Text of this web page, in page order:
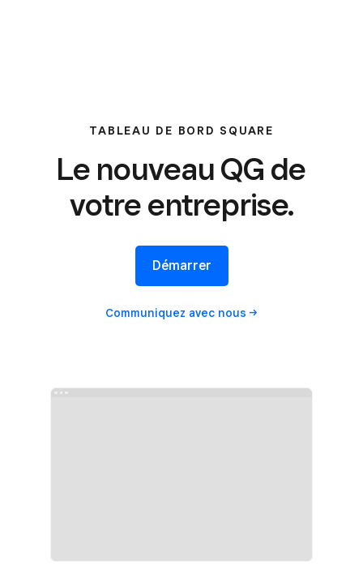
TABLEAU DE BORD SQUARE
Le nouveau QG de
votre entreprise.
Démarrer
Communiquez avec nous